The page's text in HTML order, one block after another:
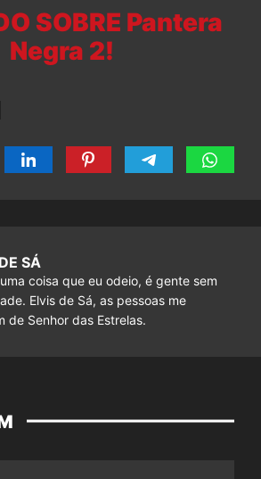
SOBRE Pantera
Negra 2!
SÁ
coisa que eu odeio, é gente sem
Elvis de Sá, as pessoas me
de Senhor das Estrelas.